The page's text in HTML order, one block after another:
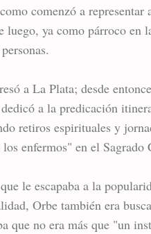
comenzó a
luego, ya como párroco en
a La Plata; desde
a la predicación
retiros espirituales y
enfermos" en el Sagrado
le escapaba a la
Orbe también era
que no era más que "un